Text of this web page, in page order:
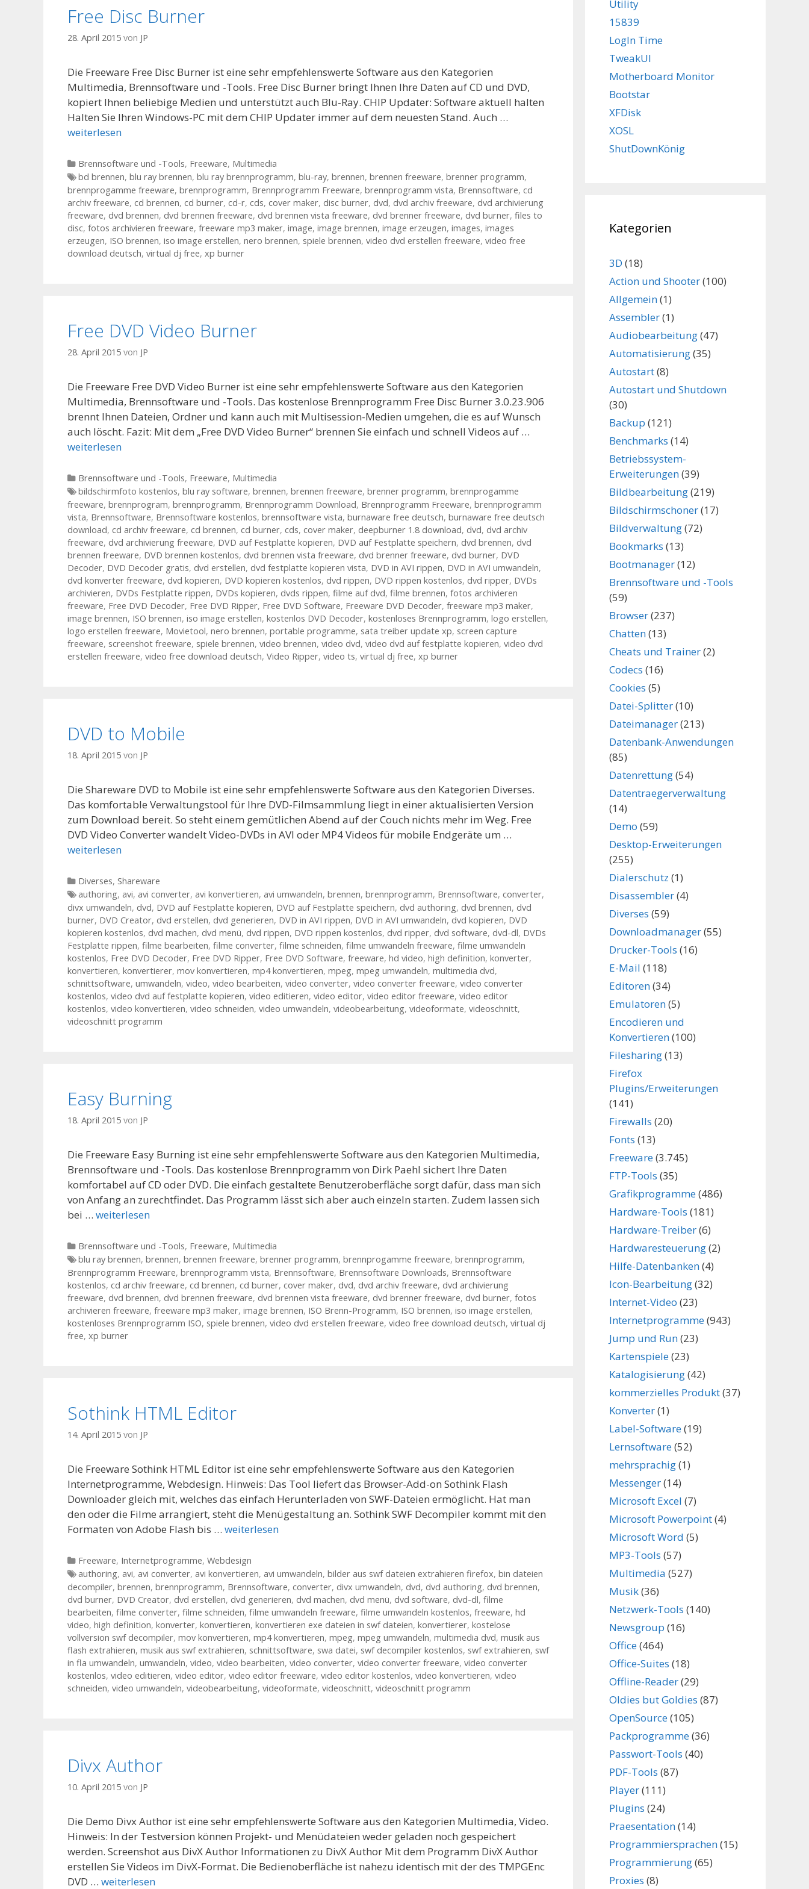
Free Disc Burner
28. April 2015 von JP
Die Freeware Free Disc Burner ist eine sehr empfehlenswerte Software aus den Kategorien
Multimedia, Brennsoftware und -Tools. Free Disc Burner bringt Ihnen Ihre Daten auf CD und DVD,
kopiert Ihnen beliebige Medien und unterstützt auch Blu-Ray. CHIP Updater: Software aktuell halten
Halten Sie Ihren Windows-PC mit dem CHIP Updater immer auf dem neuesten Stand. Auch …
weiterlesen
Kategorien
Brennsoftware und -Tools, Freeware, Multimedia
Tags
bd brennen, blu ray brennen, blu ray brennprogramm, blu-ray, brennen, brennen freeware, brenner programm,
brennprogamme freeware, brennprogramm, Brennprogramm Freeware, brennprogramm vista, Brennsoftware, cd
archiv freeware, cd brennen, cd burner, cd-r, cds, cover maker, disc burner, dvd, dvd archiv freeware, dvd archivierung
freeware, dvd brennen, dvd brennen freeware, dvd brennen vista freeware, dvd brenner freeware, dvd burner, files to
disc, fotos archivieren freeware, freeware mp3 maker, image, image brennen, image erzeugen, images, images
erzeugen, ISO brennen, iso image erstellen, nero brennen, spiele brennen, video dvd erstellen freeware, video free
download deutsch, virtual dj free, xp burner
Free DVD Video Burner
28. April 2015 von JP
Die Freeware Free DVD Video Burner ist eine sehr empfehlenswerte Software aus den Kategorien
Multimedia, Brennsoftware und -Tools. Das kostenlose Brennprogramm Free Disc Burner 3.0.23.906
brennt Ihnen Dateien, Ordner und kann auch mit Multisession-Medien umgehen, die es auf Wunsch
auch löscht. Fazit: Mit dem „Free DVD Video Burner“ brennen Sie einfach und schnell Videos auf …
weiterlesen
Kategorien
Brennsoftware und -Tools, Freeware, Multimedia
Tags
bildschirmfoto kostenlos, blu ray software, brennen, brennen freeware, brenner programm, brennprogamme
freeware, brennprogram, brennprogramm, Brennprogramm Download, Brennprogramm Freeware, brennprogramm
vista, Brennsoftware, Brennsoftware kostenlos, brennsoftware vista, burnaware free deutsch, burnaware free deutsch
download, cd archiv freeware, cd brennen, cd burner, cds, cover maker, deepburner 1.8 download, dvd, dvd archiv
freeware, dvd archivierung freeware, DVD auf Festplatte kopieren, DVD auf Festplatte speichern, dvd brennen, dvd
brennen freeware, DVD brennen kostenlos, dvd brennen vista freeware, dvd brenner freeware, dvd burner, DVD
Decoder, DVD Decoder gratis, dvd erstellen, dvd festplatte kopieren vista, DVD in AVI rippen, DVD in AVI umwandeln,
dvd konverter freeware, dvd kopieren, DVD kopieren kostenlos, dvd rippen, DVD rippen kostenlos, dvd ripper, DVDs
archivieren, DVDs Festplatte rippen, DVDs kopieren, dvds rippen, filme auf dvd, filme brennen, fotos archivieren
freeware, Free DVD Decoder, Free DVD Ripper, Free DVD Software, Freeware DVD Decoder, freeware mp3 maker,
image brennen, ISO brennen, iso image erstellen, kostenlos DVD Decoder, kostenloses Brennprogramm, logo erstellen,
logo erstellen freeware, Movietool, nero brennen, portable programme, sata treiber update xp, screen capture
freeware, screenshot freeware, spiele brennen, video brennen, video dvd, video dvd auf festplatte kopieren, video dvd
erstellen freeware, video free download deutsch, Video Ripper, video ts, virtual dj free, xp burner
DVD to Mobile
18. April 2015 von JP
Die Shareware DVD to Mobile ist eine sehr empfehlenswerte Software aus den Kategorien Diverses.
Das komfortable Verwaltungstool für Ihre DVD-Filmsammlung liegt in einer aktualisierten Version
zum Download bereit. So steht einem gemütlichen Abend auf der Couch nichts mehr im Weg. Free
DVD Video Converter wandelt Video-DVDs in AVI oder MP4 Videos für mobile Endgeräte um …
weiterlesen
Kategorien
Diverses, Shareware
Tags
authoring, avi, avi converter, avi konvertieren, avi umwandeln, brennen, brennprogramm, Brennsoftware, converter,
divx umwandeln, dvd, DVD auf Festplatte kopieren, DVD auf Festplatte speichern, dvd authoring, dvd brennen, dvd
burner, DVD Creator, dvd erstellen, dvd generieren, DVD in AVI rippen, DVD in AVI umwandeln, dvd kopieren, DVD
kopieren kostenlos, dvd machen, dvd menü, dvd rippen, DVD rippen kostenlos, dvd ripper, dvd software, dvd-dl, DVDs
Festplatte rippen, filme bearbeiten, filme converter, filme schneiden, filme umwandeln freeware, filme umwandeln
kostenlos, Free DVD Decoder, Free DVD Ripper, Free DVD Software, freeware, hd video, high definition, konverter,
konvertieren, konvertierer, mov konvertieren, mp4 konvertieren, mpeg, mpeg umwandeln, multimedia dvd,
schnittsoftware, umwandeln, video, video bearbeiten, video converter, video converter freeware, video converter
kostenlos, video dvd auf festplatte kopieren, video editieren, video editor, video editor freeware, video editor
kostenlos, video konvertieren, video schneiden, video umwandeln, videobearbeitung, videoformate, videoschnitt,
videoschnitt programm
Easy Burning
18. April 2015 von JP
Die Freeware Easy Burning ist eine sehr empfehlenswerte Software aus den Kategorien Multimedia,
Brennsoftware und -Tools. Das kostenlose Brennprogramm von Dirk Paehl sichert Ihre Daten
komfortabel auf CD oder DVD. Die einfach gestaltete Benutzeroberfläche sorgt dafür, dass man sich
von Anfang an zurechtfindet. Das Programm lässt sich aber auch einzeln starten. Zudem lassen sich
bei … weiterlesen
Kategorien
Brennsoftware und -Tools, Freeware, Multimedia
Tags
blu ray brennen, brennen, brennen freeware, brenner programm, brennprogamme freeware, brennprogramm,
Brennprogramm Freeware, brennprogramm vista, Brennsoftware, Brennsoftware Downloads, Brennsoftware
kostenlos, cd archiv freeware, cd brennen, cd burner, cover maker, dvd, dvd archiv freeware, dvd archivierung
freeware, dvd brennen, dvd brennen freeware, dvd brennen vista freeware, dvd brenner freeware, dvd burner, fotos
archivieren freeware, freeware mp3 maker, image brennen, ISO Brenn-Programm, ISO brennen, iso image erstellen,
kostenloses Brennprogramm ISO, spiele brennen, video dvd erstellen freeware, video free download deutsch, virtual dj
free, xp burner
Sothink HTML Editor
14. April 2015 von JP
Die Freeware Sothink HTML Editor ist eine sehr empfehlenswerte Software aus den Kategorien
Internetprogramme, Webdesign. Hinweis: Das Tool liefert das Browser-Add-on Sothink Flash
Downloader gleich mit, welches das einfach Herunterladen von SWF-Dateien ermöglicht. Hat man
den oder die Filme arrangiert, steht die Menügestaltung an. Sothink SWF Decompiler kommt mit den
Formaten von Adobe Flash bis … weiterlesen
Kategorien
Freeware, Internetprogramme, Webdesign
Tags
authoring, avi, avi converter, avi konvertieren, avi umwandeln, bilder aus swf dateien extrahieren firefox, bin dateien
decompiler, brennen, brennprogramm, Brennsoftware, converter, divx umwandeln, dvd, dvd authoring, dvd brennen,
dvd burner, DVD Creator, dvd erstellen, dvd generieren, dvd machen, dvd menü, dvd software, dvd-dl, filme
bearbeiten, filme converter, filme schneiden, filme umwandeln freeware, filme umwandeln kostenlos, freeware, hd
video, high definition, konverter, konvertieren, konvertieren exe dateien in swf dateien, konvertierer, kostelose
vollversion swf decompiler, mov konvertieren, mp4 konvertieren, mpeg, mpeg umwandeln, multimedia dvd, musik aus
flash extrahieren, musik aus swf extrahieren, schnittsoftware, swa datei, swf decompiler kostenlos, swf extrahieren, swf
in fla umwandeln, umwandeln, video, video bearbeiten, video converter, video converter freeware, video converter
kostenlos, video editieren, video editor, video editor freeware, video editor kostenlos, video konvertieren, video
schneiden, video umwandeln, videobearbeitung, videoformate, videoschnitt, videoschnitt programm
Divx Author
10. April 2015 von JP
Die Demo Divx Author ist eine sehr empfehlenswerte Software aus den Kategorien Multimedia, Video.
Hinweis: In der Testversion können Projekt- und Menüdateien weder geladen noch gespeichert
werden. Screenshot aus DivX Author Informationen zu DivX Author Mit dem Programm DivX Author
erstellen Sie Videos im DivX-Format. Die Bedienoberfläche ist nahezu identisch mit der des TMPGEnc
DVD … weiterlesen
Utility
15839
LogIn Time
TweakUI
Motherboard Monitor
Bootstar
XFDisk
XOSL
ShutDownKönig
Kategorien
3D (18)
Action und Shooter(100)
Allgemein(1)
Assembler(1)
Audiobearbeitung(47)
Automatisierung(35)
Autostart(8)
Autostart und Shutdown
(30)
Backup (121)
Benchmarks (14)
Betriebssystem-
Erweiterungen(39)
Bildbearbeitung(219)
Bildschirmschoner(17)
Bildverwaltung(72)
Bookmarks (13)
Bootmanager(12)
Brennsoftware und -Tools
(59)
Browser(237)
Chatten(13)
Cheats und Trainer(2)
Codecs (16)
Cookies (5)
Datei-Splitter(10)
Dateimanager(213)
Datenbank-Anwendungen
(85)
Datenrettung(54)
Datentraegerverwaltung
(14)
Demo (59)
Desktop-Erweiterungen
(255)
Dialerschutz (1)
Disassembler(4)
Diverses (59)
Downloadmanager(55)
Drucker-Tools (16)
E-Mail (118)
Editoren(34)
Emulatoren(5)
Encodieren und
Konvertieren(100)
Filesharing(13)
Firefox
Plugins/Erweiterungen
(141)
Firewalls (20)
Fonts (13)
Freeware(3.745)
FTP-Tools (35)
Grafikprogramme(486)
Hardware-Tools (181)
Hardware-Treiber(6)
Hardwaresteuerung(2)
Hilfe-Datenbanken(4)
Icon-Bearbeitung(32)
Internet-Video (23)
Internetprogramme(943)
Jump und Run(23)
Kartenspiele(23)
Katalogisierung(42)
kommerzielles Produkt(37)
Konverter(1)
Label-Software(19)
Lernsoftware(52)
mehrsprachig(1)
Messenger(14)
Microsoft Excel (7)
Microsoft Powerpoint(4)
Microsoft Word (5)
MP3-Tools (57)
Multimedia (527)
Musik(36)
Netzwerk-Tools (140)
Newsgroup (16)
Office(464)
Office-Suites (18)
Offline-Reader(29)
Oldies but Goldies (87)
OpenSource(105)
Packprogramme(36)
Passwort-Tools (40)
PDF-Tools (87)
Player(111)
Plugins (24)
Praesentation(14)
Programmiersprachen(15)
Programmierung(65)
Proxies (8)